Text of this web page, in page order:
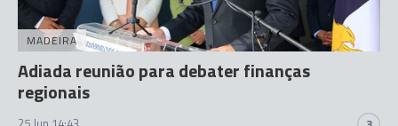
MADEIRA
Adiada reunião para debater finanças
regionais